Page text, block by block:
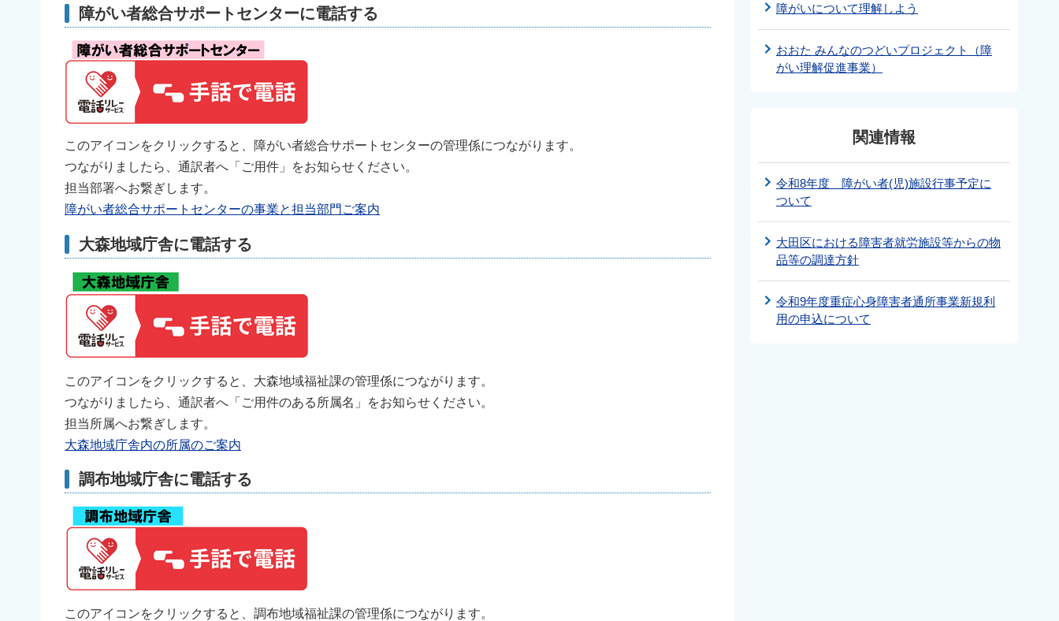
障がい者総合サポートセンターに電話する
このアイコンをクリックすると、障がい者総合サポートセンターの管理係につながります。
つながりましたら、通訳者へ「ご用件」をお知らせください。
担当部署へお繋ぎします。
障がい者総合サポートセンターの事業と担当部門ご案内
大森地域庁舎に電話する
このアイコンをクリックすると、大森地域福祉課の管理係につながります。
つながりましたら、通訳者へ「ご用件のある所属名」をお知らせください。
担当所属へお繋ぎします。
大森地域庁舎内の所属のご案内
調布地域庁舎に電話する
このアイコンをクリックすると、調布地域福祉課の管理係につながります。
障がいについて理解しよう
おおた みんなのつどいプロジェクト（障
がい理解促進事業）
関連情報
令和8年度 障がい者(児)施設行事予定に
ついて
大田区における障害者就労施設等からの物
品等の調達方針
令和9年度重症心身障害者通所事業新規利
用の申込について